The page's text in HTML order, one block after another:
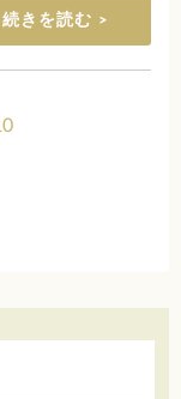
続きを読む